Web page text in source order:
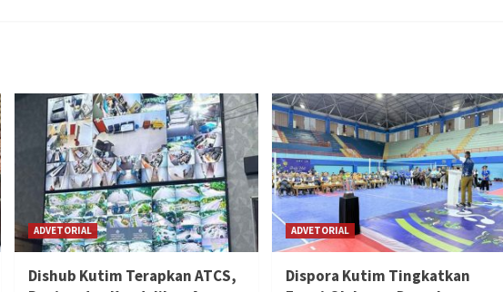
ADVETORIAL
Dishub Kutim Terapkan ATCS,
ADVETORIAL
Dispora Kutim Tingkatkan